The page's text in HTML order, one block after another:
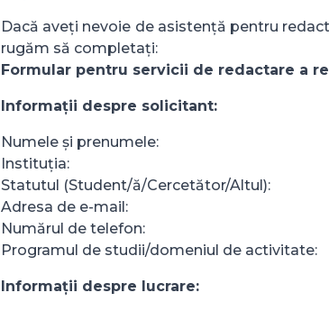
Dacă aveți nevoie de asistență pentru
rugăm să completați:
Formular pentru servicii de redactare a
Informații despre solicitant:
Numele și prenumele:
Instituția:
Statutul (Student/ă/Cercetător/Altul):
Adresa de e-mail:
Numărul de telefon:
Programul de studii/domeniul de activitate:
Informații despre lucrare: